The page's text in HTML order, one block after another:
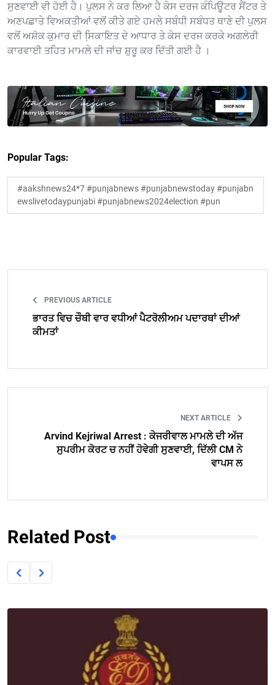
ਸੁਣਵਾਈ ਵੀ ਹੋਈ ਹੈ। ਪੁਲਸ ਨੇ ਕਰ ਲਿਆ ਹੈ ਕੇਸ ਦਰਜ ਕੰਪਿਊਟਰ ਸੈਂਟਰ ਤੇ
ਅਣਪਛਾਤੇ ਵਿਅਕਤੀਆਂ ਵਲੋਂ ਕੀਤੇ ਗਏ ਹਮਲੇ ਸਬੰਧੀ ਸਬੰਧਤ ਥਾਣੇ ਦੀ ਪੁਲਸ
ਵਲੋਂ ਅਸ਼ੋਕ ਕੁਮਾਰ ਦੀ ਸਿ਼ਕਾਇਤ ਦੇ ਆਧਾਰ ਤੇ ਕੇਸ ਦਰਜ ਕਰਕੇ ਅਗਲੇਰੀ
ਕਾਰਵਾਈ ਤਹਿਤ ਮਾਮਲੇ ਦੀ ਜਾਂਚ ਸ਼ੁਰੂ ਕਰ ਦਿੱਤੀ ਗਈ ਹੈ ।
Popular Tags:
#aakshnews24*7 #punjabnews #punjabnewstoday #punjabn
ewslivetodaypunjabi #punjabnews2024election #pun
PREVIOUS ARTICLE
ਭਾਰਤ ਵਿਚ ਚੌਥੀ ਵਾਰ ਵਧੀਆਂ ਪੈਟਰੋਲੀਅਮ ਪਦਾਰਥਾਂ ਦੀਆਂ
ਕੀਮਤਾਂ
NEXT ARTICLE
Arvind Kejriwal Arrest : ਕੇਜਰੀਵਾਲ ਮਾਮਲੇ ਦੀ ਅੱਜ
ਸੁਪਰੀਮ ਕੋਰਟ ਚ ਨਹੀਂ ਹੋਵੇਗੀ ਸੁਣਵਾਈ, ਦਿੱਲੀ CM ਨੇ
ਵਾਪਸ ਲ
Related Post